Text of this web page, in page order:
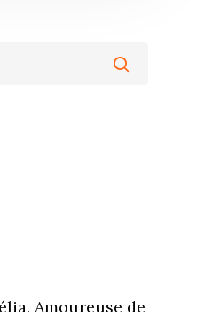
Amoureuse de